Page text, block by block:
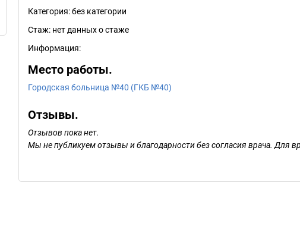
Категория:без категории
Стаж: нет данных о стаже
Информация:
Место работы.
Городская больница №40 (ГКБ №40)
Отзывы.
Отзывов пока нет.
Мы не публикуем отзывы и благодарности без согласия врача. Для